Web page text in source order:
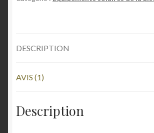
Vendors
DESCRIPTION
AVIS (1)
Description